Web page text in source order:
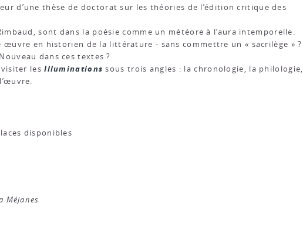
d’une thèse de doctorat sur les théories de l’édition critique des
sont dans la poésie comme un météore à l’aura intemporelle.
en historien de la littérature - sans commettre un « sacrilège » ?
dans ces textes ?
lesIlluminationssous trois angles : la chronologie, la philologie,
disponibles
Méjanes